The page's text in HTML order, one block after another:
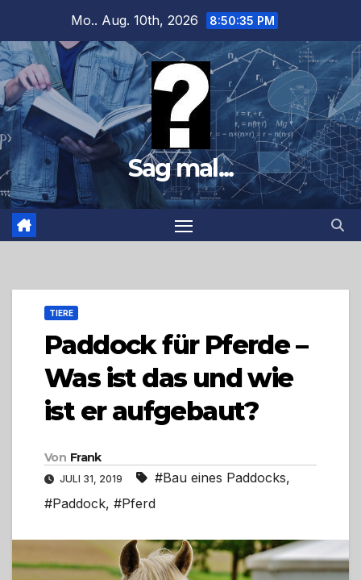
springen
Mo.. Aug. 10th, 2026 8:50:36 PM
Sag mal...
TIERE
Paddock für Pferde –
Was ist das und wie
ist er aufgebaut?
Von Frank
JULI 31, 2019 #Bau eines Paddocks,
#Paddock, #Pferd